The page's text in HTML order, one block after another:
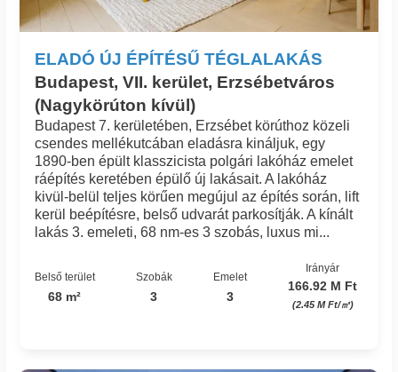
ELADÓ ÚJ ÉPÍTÉSŰ TÉGLALAKÁS
Budapest, VII. kerület, Erzsébetváros
(Nagykörúton kívül)
Budapest 7. kerületében, Erzsébet körúthoz közeli
csendes mellékutcában eladásra kináljuk, egy
1890-ben épült klasszicista polgári lakóház emelet
ráépítés keretében épülő új lakásait. A lakóház
kivül-belül teljes körűen megújul az építés során, lift
kerül beépítésre, belső udvarát parkosítják. A kínált
lakás 3. emeleti, 68 nm-es 3 szobás, luxus mi...
Belső terület
68 m²
Szobák
3
Emelet
3
Irányár
166.92 M Ft
(2.45 M Ft/㎡)